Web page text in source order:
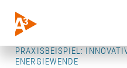
PRAXISBEISPIEL:
ENERGIEWENDE